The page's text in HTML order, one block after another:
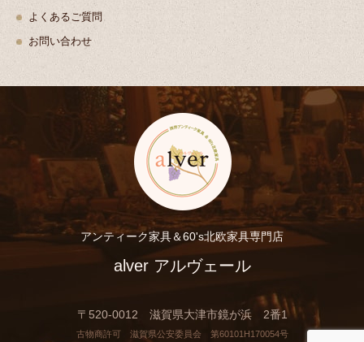
よくあるご質問
お問い合わせ
アンティーク家具＆60's北欧家具専門店
alver アルヴェール
〒520-0012 滋賀県大津市鏡が浜 2番1
古物商許可 滋賀県公安委員会 第60101H170054号